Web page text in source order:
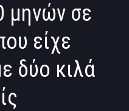
μηνών σε
είχε
δύο κιλά